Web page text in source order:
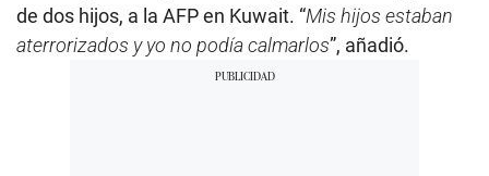
de dos hijos, a la AFP en Kuwait. “Mis hijos estaban
aterrorizados y yo no podía calmarlos”, añadió.